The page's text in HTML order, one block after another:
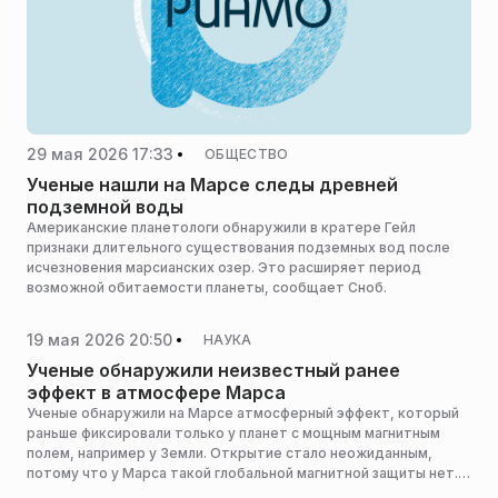
29 мая 2026 17:33 ОБЩЕСТВО
Ученые нашли на Марсе следы древней
подземной воды
Американские планетологи обнаружили в кратере Гейл
признаки длительного существования подземных вод после
исчезновения марсианских озер. Это расширяет период
возможной обитаемости планеты, сообщает Сноб.
19 мая 2026 20:50 НАУКА
Ученые обнаружили неизвестный ранее
эффект в атмосфере Марса
Ученые обнаружили на Марсе атмосферный эффект, который
раньше фиксировали только у планет с мощным магнитным
полем, например у Земли. Открытие стало неожиданным,
потому что у Марса такой глобальной магнитной защиты нет.